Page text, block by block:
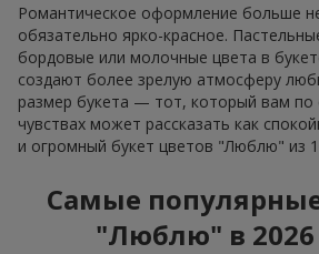
Романтическое оформление больше
обязательно ярко-красное.
бордовые или молочные цвета в
создают более зрелую атмосферу
размер букета — тот, который вам по
чувствах может рассказать как
и огромный букет цветов "Люблю" из
Самые
"Люблю" в 2026